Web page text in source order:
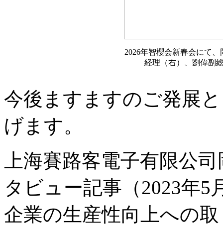
2026年智櫻会新春会にて
経理（右）、劉偉副
今後ますますのご発展
げます。
上海賽路客電子有限公
タビュー記事（2023年5
企業の生産性向上への